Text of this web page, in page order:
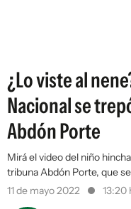
¿Lo viste al
Nacional se
Abdón Porte
Mirá el video del niño
tribuna Abdón Porte, que
11 de mayo 2022
13:20